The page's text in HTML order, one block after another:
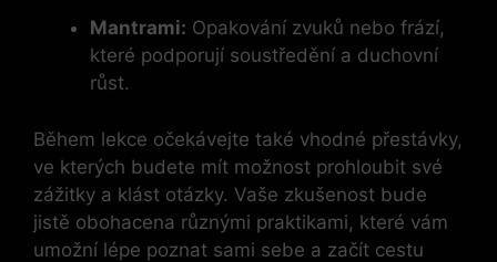
Mantrami: Opakování zvuků nebo frází,
které podporují soustředění a duchovní
růst.
Během lekce očekávejte také vhodné přestávky,
ve kterých budete mít možnost prohloubit své
zážitky a klást otázky. Vaše zkušenost bude
jistě obohacena různými praktikami, které vám
umožní lépe poznat sami sebe a začít cestu